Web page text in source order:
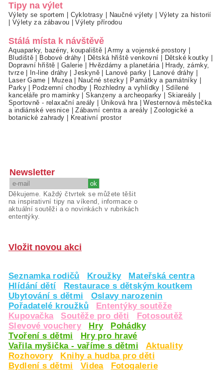
Tipy na výlet
Výlety se sportem Cyklotrasy Naučné výlety
Výlety za historií
Výlety za zábavou |Výlety přírodou
Stálá místa k návštěvě
Aquaparky, bazény, koupaliště |Army a vojenské prostory
Bludiště
Bobové dráhy Dětská hřiště venkovní Dětské koutky
Dopravní hřiště
Galerie Hvězdárny a planetária|
Hrady, zámky,
tvrze| In-line dráhy |Jeskyně| Lanové parky Lanové dráhy
Laser Game
Muzea| Naučné stezky Památky a památníky
Parky| Podzemní chodby Rozhledny a vyhlídky
Sdílené
kanceláře pro maminky |Skanzeny a archeoparky Skiareály
Sportovně - relaxační areály
Úniková hra|Westernová městečka
a indiánské vesnice |Zábavní centra a areály |Zoologické a
botanické zahrady
Kreativní prostor
Newsletter
Děkujeme. Každý čtvrtek se můžete těšit
na inspirativní tipy na víkend, informace o
aktuální soutěži a o novinkách v rubrikách
ententýky.
Vložit novou akci
Seznamka rodičů Kroužky
Mateřská centra
Hlídání dětí
Restaurace s dětským koutkem
Ubytování s dětmi
Oslavy narozenin
Pořadatelé kroužků
Ententýky soutěže
Kupovačka
Soutěže pro děti
Fotosoutěž
Slevové vouchery
Hry
Pohádky
Tvoření s dětmi
Hry pro hravé
Vařila myšička - vaříme s dětmi
Aktuality
Rozhovory
Knihy a hudba pro děti
Bydlení s dětmi
Videa Fotogalerie